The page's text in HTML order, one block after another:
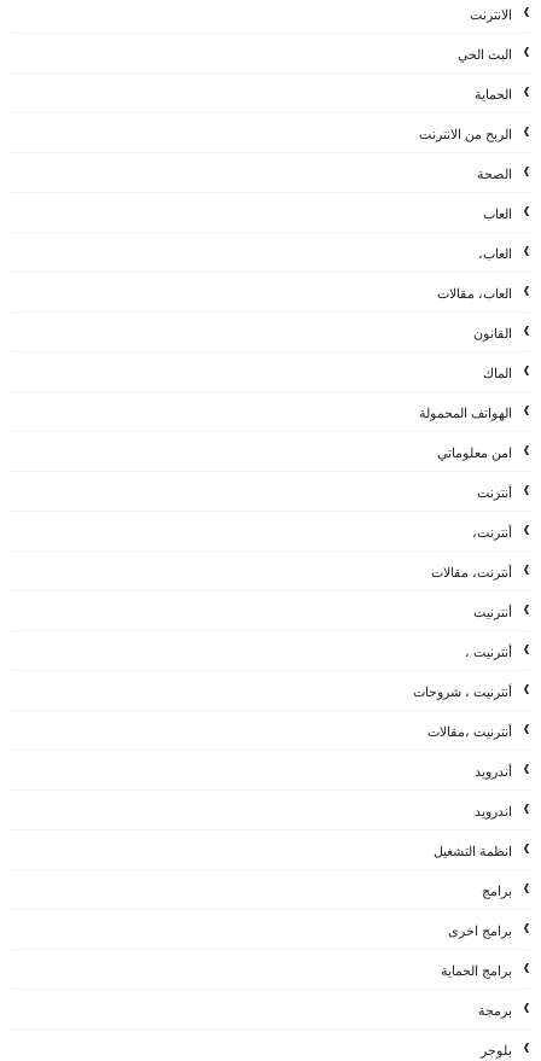
الانترنت
البث الحي
الحماية
الربح من الانترنت
الصحة
العاب
العاب،
العاب، مقالات
القانون
الماك
الهواتف المحمولة
امن معلوماتي
أنترنت
أنترنت،
أنترنت، مقالات
أنترنيت
أنترنيت ،
أنترنيت ، شروحات
أنترنيت ،مقالات
أندرويد
اندرويد
انظمة التشغيل
برامج
برامج اخرى
برامج الحماية
برمجة
بلوجر